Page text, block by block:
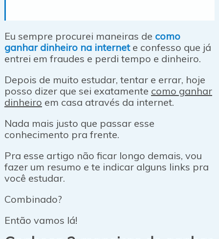
Eu sempre procurei maneiras de como
ganhar dinheiro na internete confesso que já
entrei em fraudes e perdi tempo e dinheiro.
Depois de muito estudar, tentar e errar, hoje
posso dizer que sei exatamente como ganhar
dinheiro em casa através da internet.
Nada mais justo que passar esse
conhecimento pra frente.
Pra esse artigo não ficar longo demais, vou
fazer um resumo e te indicar alguns links pra
você estudar.
Combinado?
Então vamos lá!